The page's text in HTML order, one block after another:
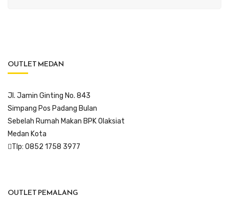
OUTLET MEDAN
Jl. Jamin Ginting No. 843
Simpang Pos Padang Bulan
Sebelah Rumah Makan BPK Olaksiat
Medan Kota
Tlp: 0852 1758 3977
OUTLET PEMALANG